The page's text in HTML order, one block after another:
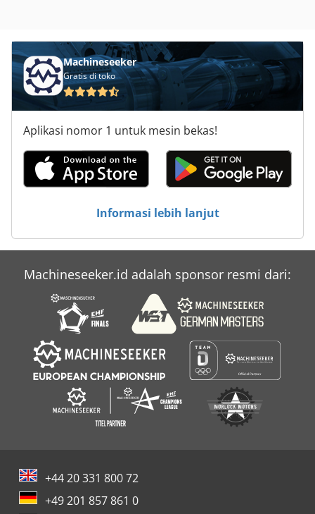
Machineseeker
Gratis di toko
Aplikasi nomor 1 untuk mesin bekas!
Informasi lebih lanjut
Machineseeker.id adalah sponsor resmi dari:
+44 20 331 800 72
+49 201 857 861 0